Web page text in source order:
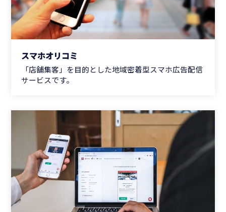
スマホオリコミ
「店舗集客」を目的とした地域密着型スマホ広告配信
サービスです。